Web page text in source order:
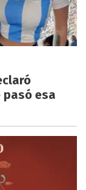
pasó esa